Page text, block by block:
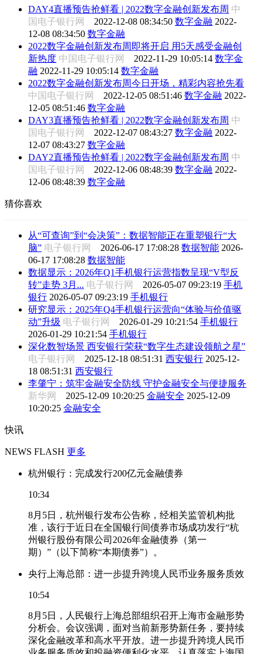
DAY4直播预告抢鲜看 | 2022数字金融创新发布周 中
国电子银行网 2022-12-08 08:34:50 数字金融 2022-
12-08 08:34:50 数字金融
2022数字金融创新发布周即将开启 用5天感受金融创
新热度 中国电子银行网 2022-11-29 10:05:14 数字金
融 2022-11-29 10:05:14 数字金融
2022数字金融创新发布周今日开场，精彩内容抢先看
中国电子银行网 2022-12-05 08:51:46 数字金融 2022-
12-05 08:51:46 数字金融
DAY3直播预告抢鲜看 | 2022数字金融创新发布周 中
国电子银行网 2022-12-07 08:43:27 数字金融 2022-
12-07 08:43:27 数字金融
DAY2直播预告抢鲜看 | 2022数字金融创新发布周 中
国电子银行网 2022-12-06 08:48:39 数字金融 2022-
12-06 08:48:39 数字金融
猜你喜欢
从“可查询”到“会决策”：数据智能正在重塑银行“大
脑” 电子银行网 2026-06-17 17:08:28 数据智能 2026-
06-17 17:08:28 数据智能
数据显示：2026年Q1手机银行运营指数呈现“V型反
转”走势 3月... 电子银行网 2026-05-07 09:23:19 手机
银行 2026-05-07 09:23:19 手机银行
研究显示：2025年Q4手机银行运营向“体验与价值驱
动”升级 电子银行网 2026-01-29 10:21:54 手机银行
2026-01-29 10:21:54 手机银行
深化数智场景 西安银行荣获“数字生态建设领航之星”
电子银行网 2025-12-18 08:51:31 西安银行 2025-12-
18 08:51:31 西安银行
李肇宁：筑牢金融安全防线 守护金融安全与便捷服务
新华网 2025-12-09 10:20:25 金融安全 2025-12-09
10:20:25 金融安全
快讯
NEWS FLASH 更多
杭州银行：完成发行200亿元金融债券
10:34
8月5日，杭州银行发布公告称，经相关监管机构批
准，该行于近日在全国银行间债券市场成功发行“杭
州银行股份有限公司2026年金融债券（第一
期）”（以下简称“本期债券”）。
央行上海总部：进一步提升跨境人民币业务服务质效
10:54
8月5日，人民银行上海总部组织召开上海市金融形势
分析会。会议强调，面对当前新形势新任务，要持续
深化金融改革和高水平开放。进一步提升跨境人民币